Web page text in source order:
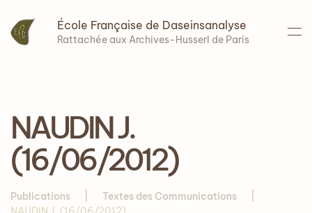
Accéder au contenu principal
École Française de Daseinsanalyse
Rattachée aux Archives-Husserl de Paris
NAUDIN J.
(16/06/2012)
Publications
Textes des Communications